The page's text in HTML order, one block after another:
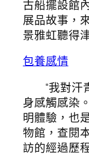
古船擺設館
展品故事，
景雅虹聽得
包養感情
“我對汗
身感觸感染
明體驗，也
物館，查閱
訪的經過歷